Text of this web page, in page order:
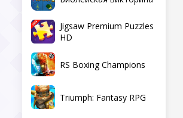
Jigsaw Premium Puzzles
HD
RS Boxing Champions
Triumph: Fantasy RPG